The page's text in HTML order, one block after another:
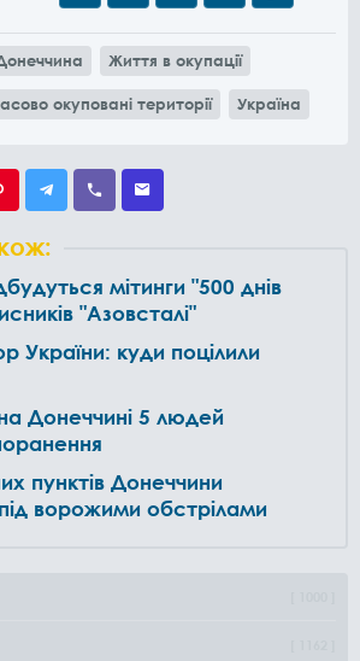
Життя в окупації
окуповані території Україна
мітинги "500 днів
"Азовсталі"
України: куди поцілили
Донеччині 5 людей
пунктів Донеччини
ворожими обстрілами